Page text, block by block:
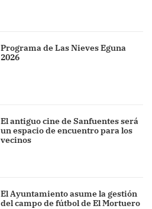
Programa de Las Nieves Eguna
2026
El antiguo cine de Sanfuentes será
un espacio de encuentro para los
vecinos
El Ayuntamiento asume la gestión
del campo de fútbol de El Mortuero